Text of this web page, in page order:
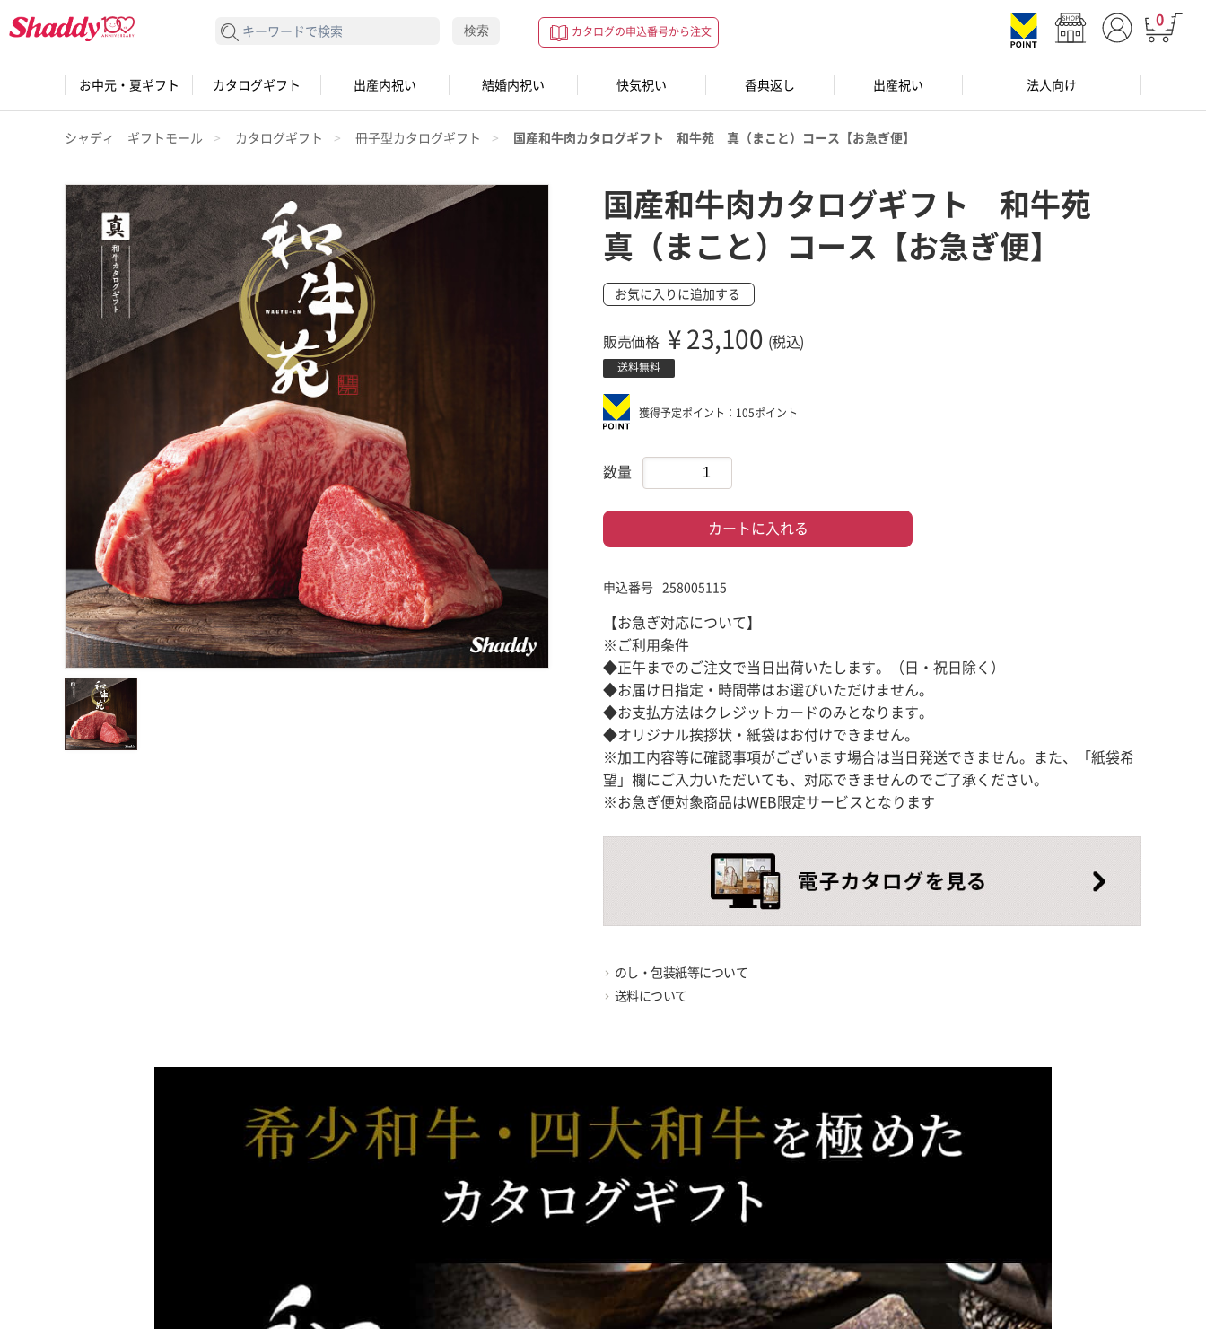
0
カタログの申込番号から注文
検索する 検索
お中元・夏ギフト カタログギフト 出産内祝い 結婚内祝い 快気祝い 香典返し 出産祝い 法人向け
シャディ ギフトモール カタログギフト 冊子型カタログギフト 国産和牛肉カタログギフト 和牛苑 真（まこと）コース【お急ぎ便】
国産和牛肉カタログギフト 和牛苑
真（まこと）コース【お急ぎ便】
お気に入りに追加する
販売価格 ¥ 23,100 (税込)
送料無料
獲得予定ポイント：105ポイント
数量
カートに入れる
申込番号 258005115
【お急ぎ対応について】
※ご利用条件
◆正午までのご注文で当日出荷いたします。（日・祝日除く）
◆お届け日指定・時間帯はお選びいただけません。
◆お支払方法はクレジットカードのみとなります。
◆オリジナル挨拶状・紙袋はお付けできません。
※加工内容等に確認事項がございます場合は当日発送できません。また、「紙袋希
望」欄にご入力いただいても、対応できませんのでご了承ください。
※お急ぎ便対象商品はWEB限定サービスとなります
のし・包装紙等について
送料について